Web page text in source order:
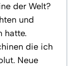
der Welt?
und
hatte.
die ich
Neue